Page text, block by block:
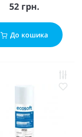
52 грн.
До кошика